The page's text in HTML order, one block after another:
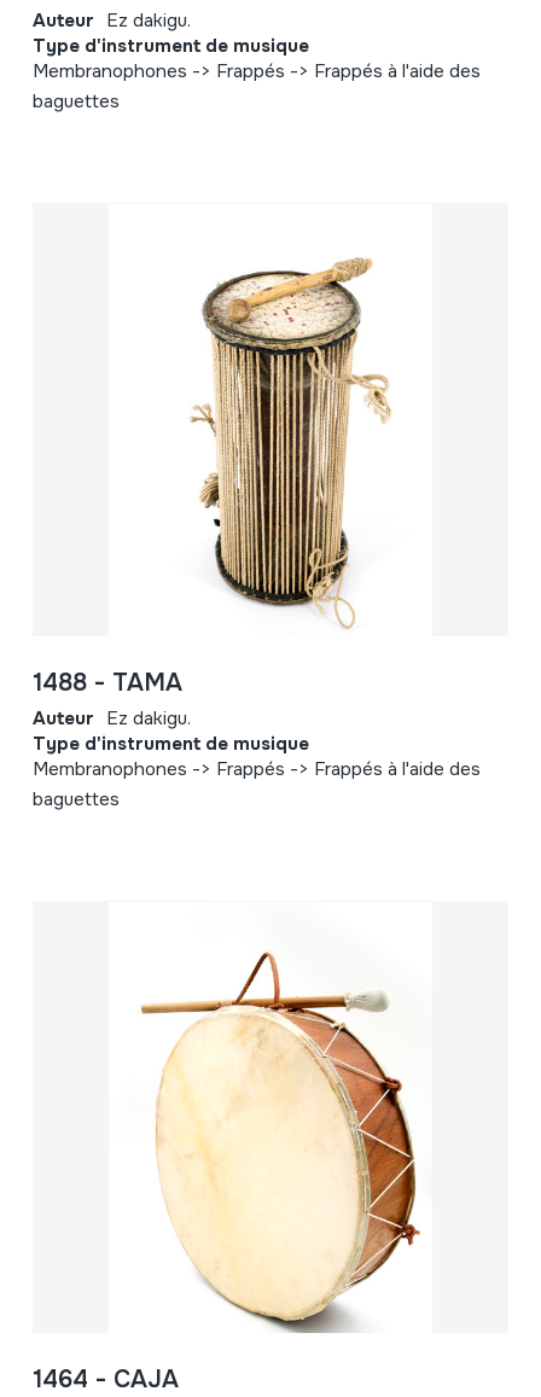
Auteur Ez dakigu.
Type d'instrument de musique
Membranophones -> Frappés -> Frappés à l'aide des
baguettes
1488 - TAMA
Auteur Ez dakigu.
Type d'instrument de musique
Membranophones -> Frappés -> Frappés à l'aide des
baguettes
1464 - CAJA